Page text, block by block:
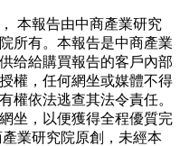
本報告由中商產業研究
所有。本報告是中商產業
给給購買報告的客戶內部
權，任何網坐或媒體不得
權依法逃查其法令責任。
坐，以便獲得全程優質完
業研究院原創，未經本